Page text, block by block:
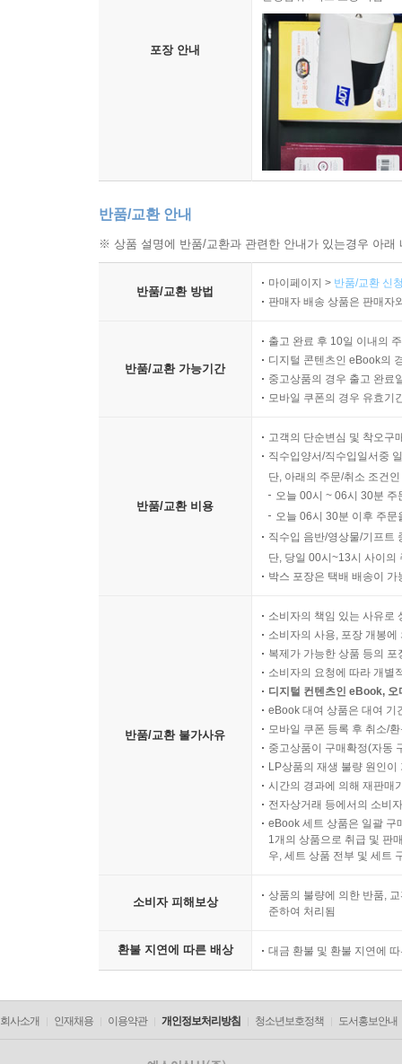
포장 안내
반품/교환 안내
※ 상품 설명에 반품/교환과 관련한 안내가 있는경우 아
반품/교환 방법
마이페이지 > 반품/교환 신
판매자 배송 상품은 판매자
반품/교환 가능기간
출고 완료 후 10일 이내의
디지털 콘텐츠인 eBook의
중고상품의 경우 출고 완료
모바일 쿠폰의 경우 유효기
반품/교환 비용
고객의 단순변심 및 착오구
직수입양서/직수입일서중
단, 아래의 주문/취소 조건
오늘 00시 ~ 06시 30분
오늘 06시 30분 이후 주
직수입 음반/영상물/기프트
단, 당일 00시~13시 사이의
박스 포장은 택배 배송이
반품/교환 불가사유
소비자의 책임 있는 사유로
소비자의 사용, 포장 개봉
복제가 가능한 상품 등의
소비자의 요청에 따라 개별
디지털 컨텐츠인 eBook,
eBook 대여 상품은 대여 기
모바일 쿠폰 등록 후 취소/
중고상품이 구매확정(자동
LP상품의 재생 불량 원인
시간의 경과에 의해 재판매
전자상거래 등에서의 소비
eBook 세트 상품은 일괄 구
1개의 상품으로 취급 및 판
우, 세트 상품 전부 및 세트
소비자 피해보상
상품의 불량에 의한 반품,
준하여 처리됨
환불 지연에 따른 배상 대금 환불 및 환불 지연에
회사소개 인재채용 이용약관 개인정보처리방침 청소년보호정책 도서홍보안내